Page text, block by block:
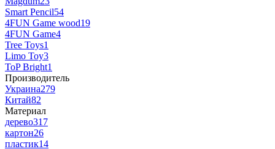
Smart Pencil54
4FUN Game wood19
4FUN Game4
Tree Toys1
Limo Toy3
ToP Bright1
Производитель
Украина279
Китай82
Материал
дерево317
картон26
пластик14